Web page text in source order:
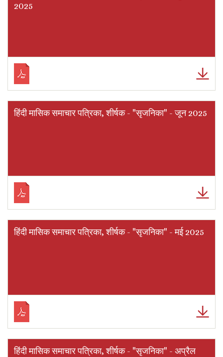
2025
हिंदी मासिक समाचार पत्रिका, शीर्षक - "सृजनिका" - जून 2025
हिंदी मासिक समाचार पत्रिका, शीर्षक - "सृजनिका" - मई 2025
हिंदी मासिक समाचार पत्रिका, शीर्षक - "सृजनिका" - अप्रैल